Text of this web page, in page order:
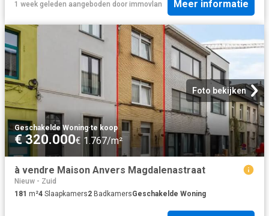
1 week geleden aangeboden door immovlan Meer informatie
Foto bekijken
Geschakelde Woning·te koop
€ 320.000€ 1.767/m²
à vendre Maison Anvers Magdalenastraat
Nieuw - Zuid
181 m²4 Slaapkamers2 BadkamersGeschakelde Woning